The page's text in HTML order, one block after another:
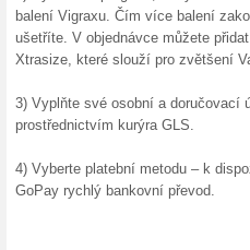
Chcete
erekcí?
poruchami
muže,